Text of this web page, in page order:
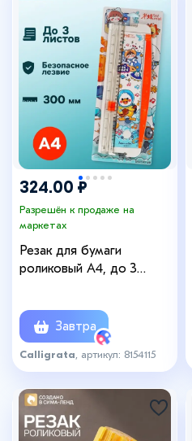
324.00 ₽
Разрешён к продаже на
маркетах
Резак для бумаги
роликовый А4, до 3
мм
Завтра
Calligrata , артикул: 8154115